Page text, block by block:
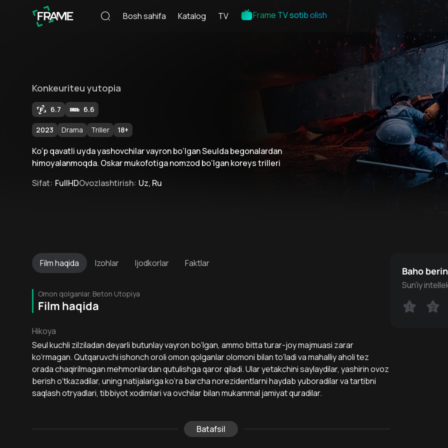
Bosh sahifa Katalog TV Frame TV sotib olish
Konkeuriteu yutopia
6.7 6.6
2023 Drama Triller 18+
Ko‘p qavatli uyda yashovchilar vayron bo‘lgan Seulda begonalardan
himoyalanmoqda. Oskar mukofotiga nomzod bo‘lgan koreys trilleri
Sifat: FullHDOvozlashtirish: Uz, Ru
Filmhaqida Izohlar Ijodkorlar Faktlar
Omon qolganlar. Beton Utopiya
Film haqida
Hikoya
Seul kuchli zilziladan deyarli butunlay vayron bo‘lgan, ammo bitta turar-joy majmuasi zarar
ko‘rmagan. Qutqaruvchi ishonch oroli omon qolganlar olomoni bilan to‘ladi va mahalliy aholi tez
orada chaqirilmagan mehmonlardan qutulishga qaror qiladi. Ular yetakchini saylaydilar, yashirin ovoz
berish o‘tkazadilar, uning natijalariga ko‘ra barcha norezidentlarni haydab yuboradilar va tartibni
saqlash otryadlari, tibbiyot xodimlari va ovchilar bilan mukammal jamiyat quradilar.
Batafsil
Baho
Sun'iy
1 2
1 2